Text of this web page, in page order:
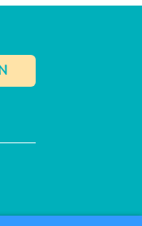
✕